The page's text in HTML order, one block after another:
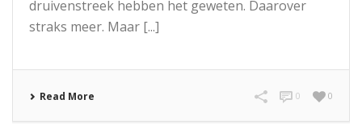
druivenstreek hebben het geweten. Daarover
straks meer. Maar [...]
Read More 0
0